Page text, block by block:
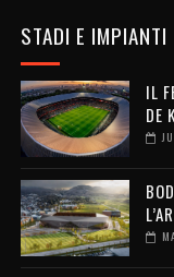
STADI E IMPIANTI
IL
DE